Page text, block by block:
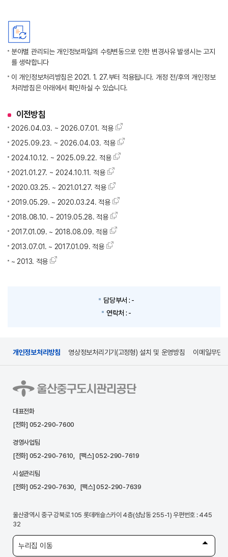
분야별 관리되는 개인정보파일의 수량변동으로 인한 변경사유 발생시는 고지
를 생략합니다
이 개인정보처리방침은 2021. 1. 27.부터 적용됩니다. 개정 전/후의 개인정보
처리방침은 아래에서 확인하실 수 있습니다.
이전방침
2026.04.03. ~ 2026.07.01. 적용
2025.09.23. ~ 2026.04.03. 적용
2024.10.12. ~ 2025.09.22. 적용
2021.01.27. ~ 2024.10.11. 적용
2020.03.25. ~ 2021.01.27. 적용
2019.05.29. ~ 2020.03.24. 적용
2018.08.10. ~ 2019.05.28. 적용
2017.01.09. ~ 2018.08.09. 적용
2013.07.01. ~ 2017.01.09. 적용
~ 2013. 적용
담당부서 : -
연락처 : -
개인정보처리방침 영상정보처리기기(고정형) 설치 및 운영방침 이메일무단
대표전화
[전화] 052-290-7600
경영사업팀
[전화] 052-290-7610, [팩스] 052-290-7619
시설관리팀
[전화] 052-290-7630, [팩스] 052-290-7639
울산광역시 중구 강북로 105 롯데캐슬스카이 4층(성남동 255-1) 우편번호 : 445
32
누리집 이동